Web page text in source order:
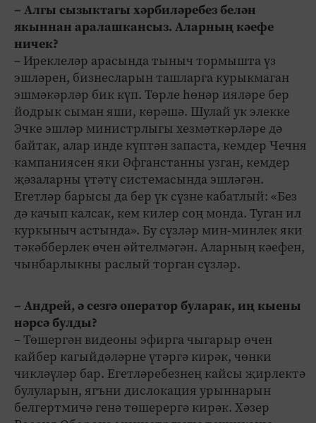
– Алгы сызыктагы хәрбиләребез белән
якыннан аралашкансыз. Аларның кәефе
ничек?
– Иреклеләр арасында тыныч тормышта үз
эшләрен, бизнесларын ташларга курыкмаган
эшмәкәрләр бик күп. Төрле һөнәр ияләре бер
йодрык сыман яши, көрәшә. Шулай ук элекке
Эчке эшләр министрлыгы хезмәткәрләре дә
байтак, алар инде күптән запаста, кемдер Чечня
кампаниясен яки Әфганстанны узган, кемдер
җәзаларны үтәтү системасында эшләгән.
Егетләр барысы да бер үк сүзне кабатлый: «Без
дә качып калсак, кем килер соң монда. Туган ил
куркыныч астында». Бу сүзләр мин-минлек яки
тәкәбберлек өчен әйтелмәгән. Аларның кәефен,
чынбарлыкны раслый торган сүзләр.
– Андрей, ә сезгә оператор буларак, иң кыены
нәрсә булды?
– Төшергән видеоны эфирга чыгарыр өчен
кайбер кагыйдәләрне үтәргә кирәк, чөнки
чикләүләр бар. Егетләребезнең кайсы җирлектә
булуларын, ягъни дислокация урыннарын
белгертмичә генә төшерергә кирәк. Хәзер